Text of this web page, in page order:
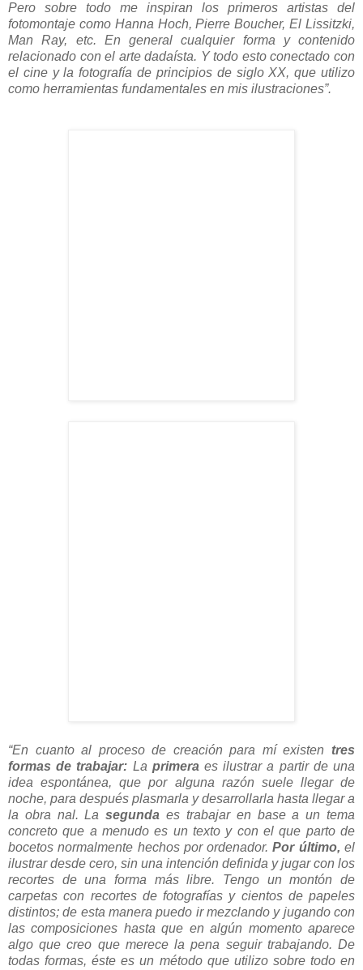
Pero sobre todo me inspiran los primeros artistas del
fotomontaje como Hanna Hoch, Pierre Boucher, El Lissitzki,
Man Ray, etc. En general cualquier forma y contenido
relacionado con el arte dadaísta. Y todo esto conectado con
el cine y la fotografía de principios de siglo XX, que utilizo
como herramientas fundamentales en mis ilustraciones”.
“En cuanto al proceso de creación para mí existen tres
formas de trabajar: La primeraes ilustrar a partir de una
idea espontánea, que por alguna razón suele llegar de
noche, para después plasmarla y desarrollarla hasta llegar a
la obra nal. Lasegundaes trabajar en base a un tema
concreto que a menudo es un texto y con el que parto de
bocetos normalmente hechos por ordenador.Por último, el
ilustrar desde cero, sin una intención definida y jugar con los
recortes de una forma más libre. Tengo un montón de
carpetas con recortes de fotografías y cientos de papeles
distintos; de esta manera puedo ir mezclando y jugando con
las composiciones hasta que en algún momento aparece
algo que creo que merece la pena seguir trabajando. De
todas formas, éste es un método que utilizo sobre todo en